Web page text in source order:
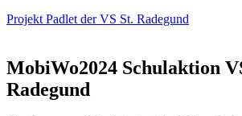
Projekt Padlet der VS St. Radegund
MobiWo2024 Schulaktion
Radegund